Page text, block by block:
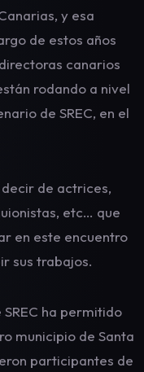
y esa
de estos años
canarios
rodando a nivel
de SREC, en el
de actrices,
etc… que
en este encuentro
sus trabajos.
ha permitido
municipio de Santa
participantes de